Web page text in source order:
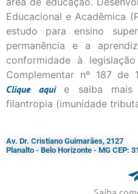
Educacional e Acadêmica
estudo para ensino
permanência e a
conformidade à
Complementar nº 187 de
Cliqueaqui
e saiba
filantropia (imunidade
Av. Dr. Cristiano Guimarães, 2127
Planalto - Belo Horizonte - MG CEP: